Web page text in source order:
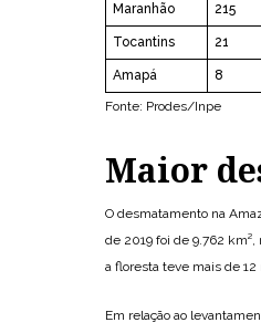
Maranhão 215
Tocantins 21
Amapá 8
Fonte: Prodes/Inpe
Maior
O desmatamento na
de 2019 foi de 9.762
a floresta teve mais de
Em relação ao